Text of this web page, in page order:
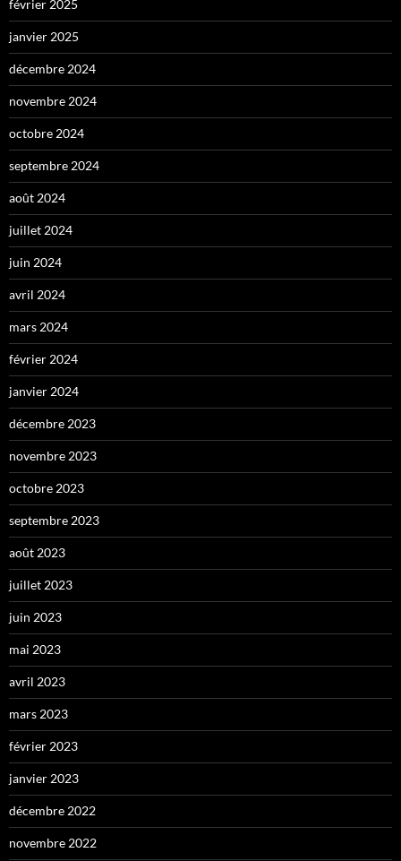
février 2025
janvier 2025
décembre 2024
novembre 2024
octobre 2024
septembre 2024
août 2024
juillet 2024
juin 2024
avril 2024
mars 2024
février 2024
janvier 2024
décembre 2023
novembre 2023
octobre 2023
septembre 2023
août 2023
juillet 2023
juin 2023
mai 2023
avril 2023
mars 2023
février 2023
janvier 2023
décembre 2022
novembre 2022